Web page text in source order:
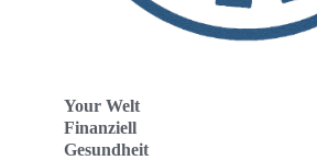
Your Welt
Finanziell
Gesundheit